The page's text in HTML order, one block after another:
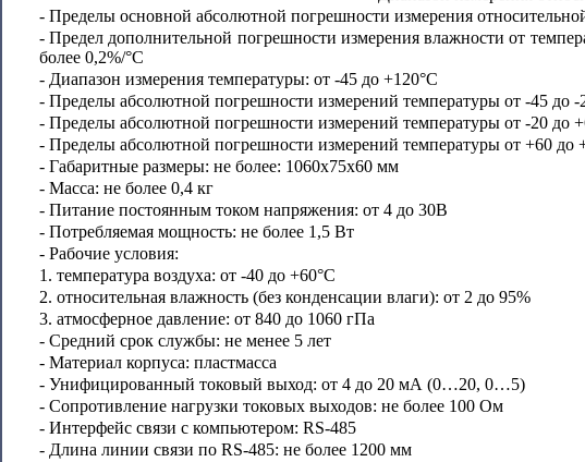
- Пределы основной абсолютной погрешности измерения
-Предел дополнительной погрешности измерения влажности от
более 0,2%/°С
- Диапазон измерения температуры: от -45 до +120°С
- Пределы абсолютной погрешности измерений температуры от -45 до -
- Пределы абсолютной погрешности измерений температуры от -20 до
- Пределы абсолютной погрешности измерений температуры от +60 до
- Габаритные размеры: не более: 1060х75х60 мм
- Масса: не более 0,4 кг
- Питание постоянным током напряжения: от 4 до 30В
- Потребляемая мощность: не более 1,5 Вт
- Рабочие условия:
1. температура воздуха: от -40 до +60°С
2. относительная влажность (без конденсации влаги): от 2 до 95%
3. атмосферное давление: от 840 до 1060 гПа
- Средний срок службы: не менее 5 лет
- Материал корпуса: пластмасса
- Унифицированный токовый выход: от 4 до 20 мА (0…20, 0…5)
- Сопротивление нагрузки токовых выходов: не более 100 Ом
- Интерфейс связи с компьютером: RS-485
- Длина линии связи по RS-485: не более 1200 мм